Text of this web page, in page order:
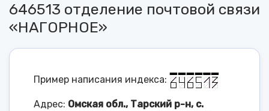
646513 отделение почтовой связи
«НАГОРНОЕ»
Пример написания индекса:
Адрес: Омская обл., Тарский р-н, с.